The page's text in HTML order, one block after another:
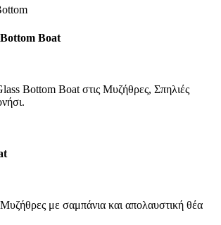
Boat
Bottom Boat στις Μυζήθρες, Σπηλιές
με σαμπάνια και απολαυστική θέα